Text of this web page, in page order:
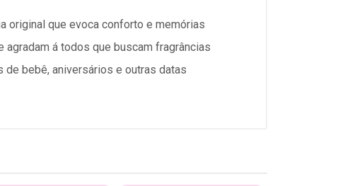
original que evoca conforto e memórias
á todos que buscam fragrâncias
de bebê, aniversários e outras datas